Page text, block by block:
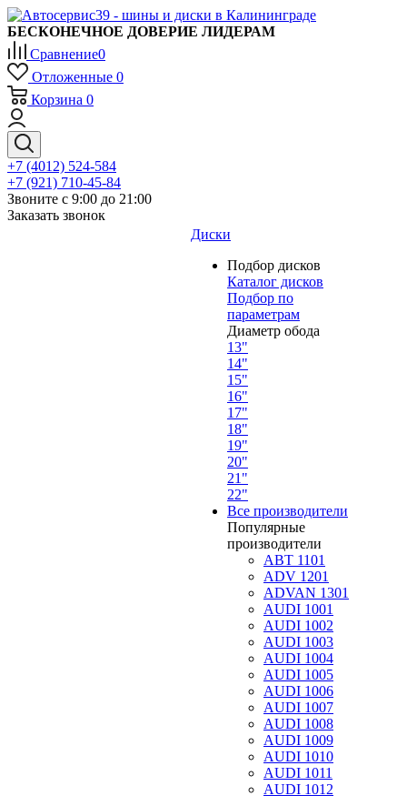
БЕСКОНЕЧНОЕ ДОВЕРИЕ ЛИДЕРАМ
Сравнение0
Отложенные 0
Корзина 0
+7 (4012) 524-584
+7 (921) 710-45-84
Звоните с 9:00 до 21:00
Заказать звонок
Диски
Подбор дисков
Каталог дисков
Подбор по
параметрам
Диаметр обода
13"
14"
15"
16"
17"
18"
19"
20"
21"
22"
Все производители
Популярные
производители
ABT 1101
ADV 1201
ADVAN 1301
AUDI 1001
AUDI 1002
AUDI 1003
AUDI 1004
AUDI 1005
AUDI 1006
AUDI 1007
AUDI 1008
AUDI 1009
AUDI 1010
AUDI 1011
AUDI 1012